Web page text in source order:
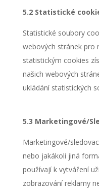
5.2 Statistické
Statistické soubory
webových stránek pro
statistickým cookies
našich webových
ukládání statistických
5.3 Marketingové/
Marketingové/
nebo jakákoli jiná
používají k vytváření
zobrazování reklamy